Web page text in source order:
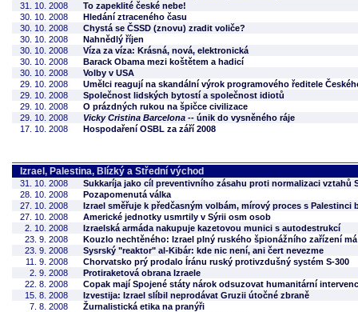
31. 10. 2008
To zapeklité české nebe!
30. 10. 2008
Hledání ztraceného času
30. 10. 2008
Chystá se ČSSD (znovu) zradit voliče?
30. 10. 2008
Nahnědlý říjen
30. 10. 2008
Víza za víza: Krásná, nová, elektronická
30. 10. 2008
Barack Obama mezi koštětem a hadicí
30. 10. 2008
Volby v USA
29. 10. 2008
Umělci reagují na skandální výrok programového ředitele
29. 10. 2008
Společnost lidských bytostí a společnost idiotů
29. 10. 2008
O prázdných rukou na špičce civilizace
29. 10. 2008
Vicky Cristina Barcelona -- únik do vysněného ráje
17. 10. 2008
Hospodaření OSBL za září 2008
Izrael, Palestina, Blízký a Střední východ
31. 10. 2008
Sukkaríja jako cíl preventivního zásahu proti normalizaci vztahů
28. 10. 2008
Pozapomenutá válka
27. 10. 2008
Izrael směřuje k předčasným volbám, mírový proces s Palestinci
27. 10. 2008
Americké jednotky usmrtily v Sýrii osm osob
2. 10. 2008
Izraelská armáda nakupuje kazetovou munici s autodestrukcí
23. 9. 2008
Kouzlo nechtěného: Izrael plný ruského špionážního zařízení
23. 9. 2008
Sysrský "reaktor" al-Kibár: kde nic není, ani čert nevezme
11. 9. 2008
Chorvatsko prý prodalo Íránu ruský protivzdušný systém S-300
2. 9. 2008
Protiraketová obrana Izraele
22. 8. 2008
Copak mají Spojené státy nárok odsuzovat humanitární
15. 8. 2008
Izvestija: Izrael slíbil neprodávat Gruzii útočné zbraně
7. 8. 2008
Žurnalistická etika na pranýři